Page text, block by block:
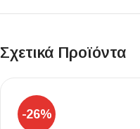
Επένδυσης Τοίχου
Ειδικά Τεμάχια
Σχετικά Προϊόντα
-26%